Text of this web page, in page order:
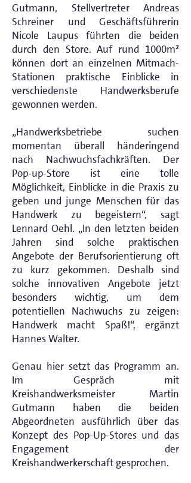
Gutmann, Stellvertreter Andreas
Schreiner und Geschäftsführerin
Nicole Laupus führten die beiden
durch den Store. Auf rund 1000m²
können dort an einzelnen Mitmach-
Stationen praktische Einblicke in
verschiedenste Handwerksberufe
gewonnen werden.
„Handwerksbetriebe suchen
momentan überall händeringend
nach Nachwuchsfachkräften. Der
Pop-up-Store ist eine tolle
Möglichkeit, Einblicke in die Praxis zu
geben und junge Menschen für das
Handwerk zu begeistern“, sagt
Lennard Oehl. „In den letzten beiden
Jahren sind solche praktischen
Angebote der Berufsorientierung oft
zu kurz gekommen. Deshalb sind
solche innovativen Angebote jetzt
besonders wichtig, um dem
potentiellen Nachwuchs zu zeigen:
Handwerk macht Spaß!“, ergänzt
Hannes Walter.
Genau hier setzt das Programm an.
Im Gespräch mit
Kreishandwerksmeister Martin
Gutmann haben die beiden
Abgeordneten ausführlich über das
Konzept des Pop-Up-Stores und das
Engagement der
Kreishandwerkerschaft gesprochen.